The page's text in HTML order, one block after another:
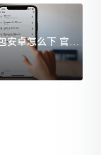
卓怎么下 官方
避坑指南